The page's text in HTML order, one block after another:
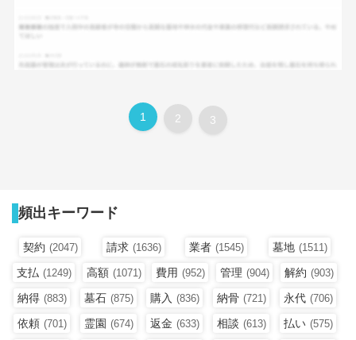
1 2 3
頻出キーワード
契約 (2047) 請求 (1636) 業者 (1545) 墓地 (1511)
支払 (1249) 高額 (1071) 費用 (952) 管理 (904) 解約 (903)
納得 (883) 墓石 (875) 購入 (836) 納骨 (721) 永代 (706)
依頼 (701) 霊園 (674) 返金 (633) 相談 (613) 払い (575)